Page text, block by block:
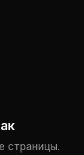
страницы.